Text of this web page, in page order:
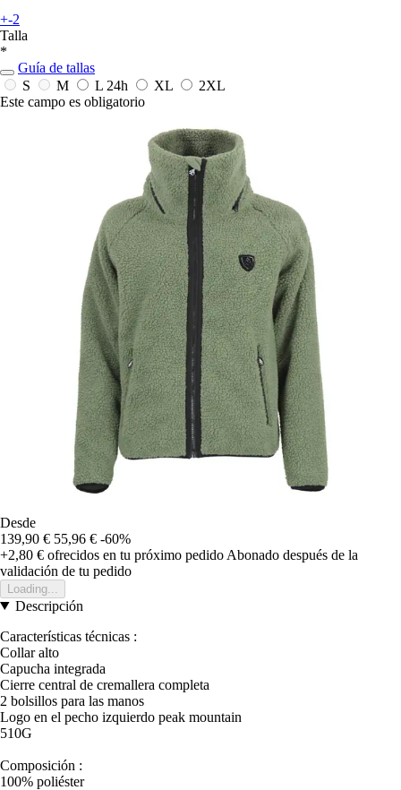
+-2
Talla
*
Guía de tallas
S
M L 24h XL
2XL
Este campo es obligatorio
Desde
139,90 € 55,96 € -60%
+2,80 € ofrecidos en tu próximo pedido Abonado después de la
validación de tu pedido
Loading...
Descripción
Características técnicas :
Collar alto
Capucha integrada
Cierre central de cremallera completa
2 bolsillos para las manos
Logo en el pecho izquierdo peak mountain
510G
Composición :
100% poliéster